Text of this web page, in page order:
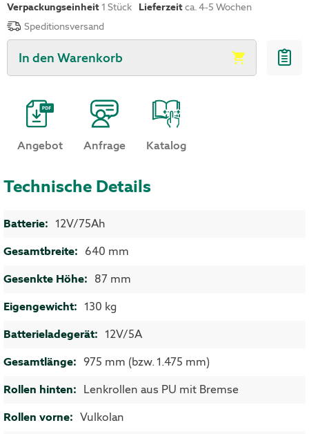
Verpackungseinheit1 Stück Lieferzeitca. 4-5 Wochen
Speditionsversand
In den Warenkorb
Angebot Anfrage Katalog
Technische Details
Mehr Informationen
12V/75Ah
640 mm
87 mm
130 kg
12V/5A
975 mm (bzw. 1.475 mm)
Lenkrollen aus PU mit Bremse
Vulkolan